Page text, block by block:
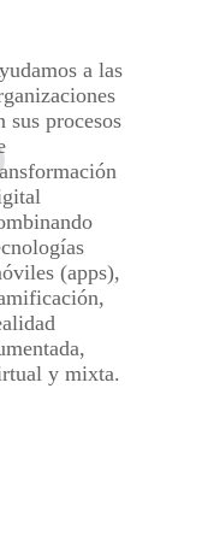
a las
sus procesos
(apps),
y mixta.